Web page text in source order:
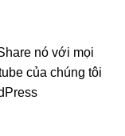
nó với mọi
của chúng tôi